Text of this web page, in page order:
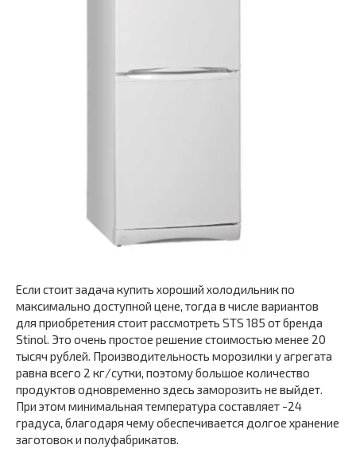
Если стоит задача купить хороший холодильник по
максимально доступной цене, тогда в числе вариантов
для приобретения стоит рассмотреть STS 185 от бренда
Stinol. Это очень простое решение стоимостью менее 20
тысяч рублей. Производительность морозилки у агрегата
равна всего 2 кг/сутки, поэтому большое количество
продуктов одновременно здесь заморозить не выйдет.
При этом минимальная температура составляет -24
градуса, благодаря чему обеспечивается долгое хранение
заготовок и полуфабрикатов.